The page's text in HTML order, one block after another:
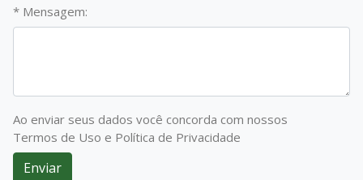
* Mensagem:
Ao enviar seus dados você concorda com nossos
Termos de Uso e Política de Privacidade